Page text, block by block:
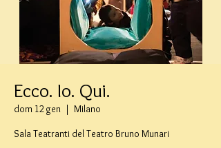
Ecco. Io. Qui.
dom 12 gen
  |
Milano
Sala Teatranti del Teatro Bruno Munari